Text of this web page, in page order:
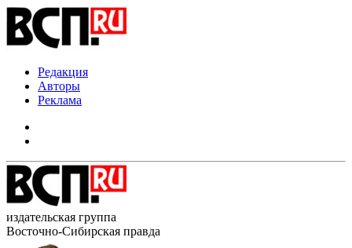
Редакция
Авторы
Реклама
издательская группа
Восточно-Сибирская правда